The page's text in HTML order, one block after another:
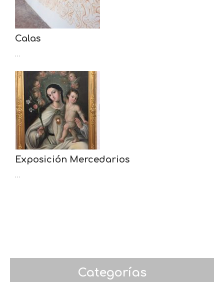
Calas
…
Exposición Mercedarios
…
Categorías